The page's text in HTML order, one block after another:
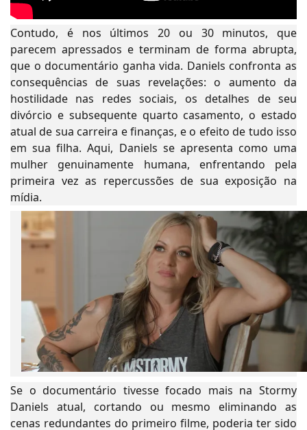
Contudo, é nos últimos 20 ou 30 minutos, que
parecem apressados e terminam de forma abrupta,
que o documentário ganha vida. Daniels confronta as
consequências de suas revelações: o aumento da
hostilidade nas redes sociais, os detalhes de seu
divórcio e subsequente quarto casamento, o estado
atual de sua carreira e finanças, e o efeito de tudo isso
em sua filha. Aqui, Daniels se apresenta como uma
mulher genuinamente humana, enfrentando pela
primeira vez as repercussões de sua exposição na
mídia.
Se o documentário tivesse focado mais na Stormy
Daniels atual, cortando ou mesmo eliminando as
cenas redundantes do primeiro filme, poderia ter sido